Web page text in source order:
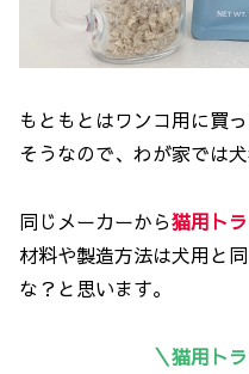
もともとはワンコ用に買
そうなので、わが家では
同じメーカーから猫用ト
材料や製造方法は犬用と
な？と思います。
＼猫用ト